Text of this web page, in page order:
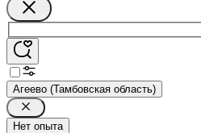
Агеево (Тамбовская область)
Нет опыта